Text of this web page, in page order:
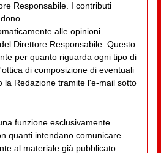
Responsabile. I contributi
alle opinioni
Direttore Responsabile. Questo
per quanto riguarda ogni tipo di
di composizione di eventuali
la Redazione tramite l'e-mail sotto
funzione esclusivamente
quanti intendano comunicare
al materiale già pubblicato